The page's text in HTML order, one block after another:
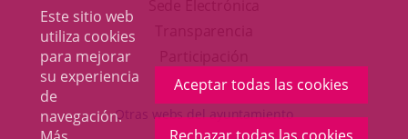
Este sitio web
utiliza cookies
para mejorar
su experiencia
de
navegación.
Aceptar todas las cookies
en
una
ventana
aplicación
externa.
Otras webs del ayuntamiento